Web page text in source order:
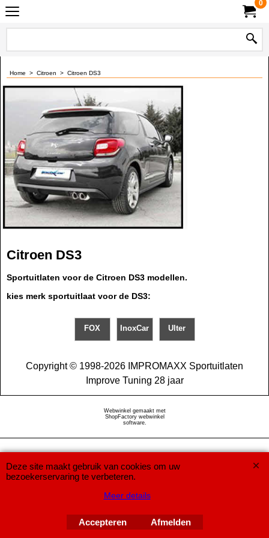
0
Home > Citroen > Citroen DS3
Citroen DS3
Sportuitlaten voor de Citroen DS3 modellen.
kies merk sportuitlaat voor de DS3:
FOX InoxCar Ulter
Copyright © 1998-2026 IMPROMAXX Sportuitlaten
Improve Tuning 28 jaar
Webwinkel gemaakt met
ShopFactory webwinkel
software.
Deze site maakt gebruik van cookies om uw
bezoekerservaring te verbeteren.
Meer details
Accepteren Afmelden